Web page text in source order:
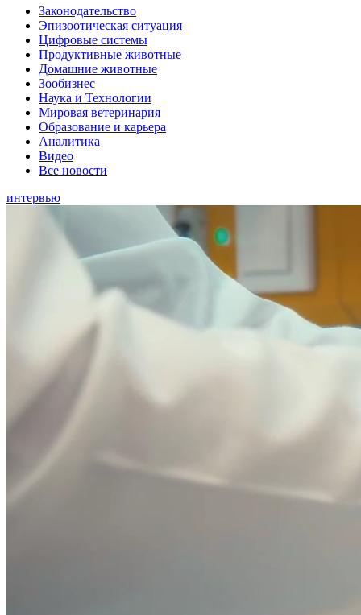
Законодательство
Эпизоотическая ситуация
Цифровые системы
Продуктивные животные
Домашние животные
Зообизнес
Наука и Технологии
Мировая ветеринария
Образование и карьера
Аналитика
Видео
Все новости
интервью